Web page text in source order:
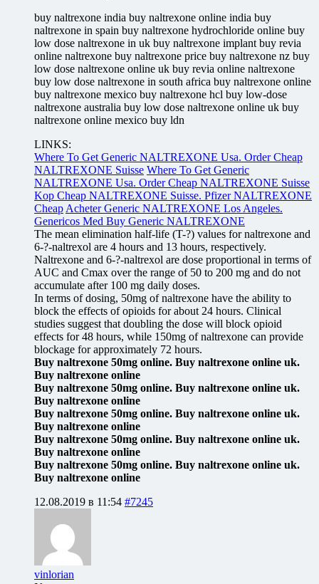
buy naltrexone india buy naltrexone online india buy
naltrexone in spain buy naltrexone hydrochloride online buy
low dose naltrexone in uk buy naltrexone implant buy revia
online naltrexone buy naltrexone price buy naltrexone nz buy
low dose naltrexone online uk buy revia online naltrexone
buy low dose naltrexone in south africa buy naltrexone online
buy naltrexone mexico buy naltrexone hcl buy low-dose
naltrexone australia buy low dose naltrexone online uk buy
naltrexone online mexico buy ldn
LINKS:
Where To Get Generic NALTREXONE Usa. Order Cheap
NALTREXONE Suisse Where To Get Generic
NALTREXONE Usa. Order Cheap NALTREXONE Suisse
Kop Cheap NALTREXONE Suisse. Pfizer NALTREXONE
Cheap Acheter Generic NALTREXONE Los Angeles.
Genericos Med Buy Generic NALTREXONE
The mean elimination half-life (T-?) values for naltrexone and
6-?-naltrexol are 4 hours and 13 hours, respectively.
Naltrexone and 6-?-naltrexol are dose proportional in terms of
AUC and Cmax over the range of 50 to 200 mg and do not
accumulate after 100 mg daily doses.
In terms of dosing, 50mg of naltrexone have the ability to
block the effects of opioids for about 24 hours. Clinical
studies suggest that doubling the dose will block opioid
effects for 48 hours, while 150mg of naltrexone can provide
blockage for approximately 72 hours.
Buy naltrexone 50mg online. Buy naltrexone online uk.
Buy naltrexone online
Buy naltrexone 50mg online. Buy naltrexone online uk.
Buy naltrexone online
Buy naltrexone 50mg online. Buy naltrexone online uk.
Buy naltrexone online
Buy naltrexone 50mg online. Buy naltrexone online uk.
Buy naltrexone online
Buy naltrexone 50mg online. Buy naltrexone online uk.
Buy naltrexone online
12.08.2019 в 11:54 #7245
vinlorian